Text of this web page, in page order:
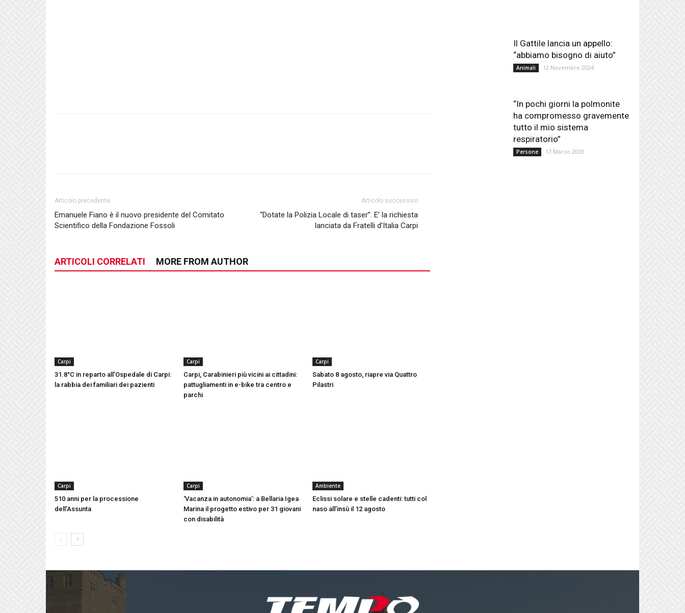
Articolo precedente
Emanuele Fiano è il nuovo presidente del Comitato
Scientifico della Fondazione Fossoli
Articolo successivo
“Dotate la Polizia Locale di taser”. E’ la richiesta
lanciata da Fratelli d’Italia Carpi
ARTICOLI CORRELATI MORE FROM AUTHOR
Carpi
31.8°C in reparto all’Ospedale di Carpi:
la rabbia dei familiari dei pazienti
Carpi
Carpi, Carabinieri più vicini ai cittadini:
pattugliamenti in e-bike tra centro e
parchi
Carpi
Sabato 8 agosto, riapre via Quattro
Pilastri
Carpi
510 anni per la processione
dell’Assunta
Carpi
‘Vacanza in autonomia’: a Bellaria Igea
Marina il progetto estivo per 31 giovani
con disabilità
Ambiente
Eclissi solare e stelle cadenti: tutti col
naso all’insù il 12 agosto
Il Gattile lancia un appello:
“abbiamo bisogno di aiuto”
Animali 12 Novembre 2024
“In pochi giorni la polmonite
ha compromesso gravemente
tutto il mio sistema
respiratorio”
Persone 17 Marzo 2020